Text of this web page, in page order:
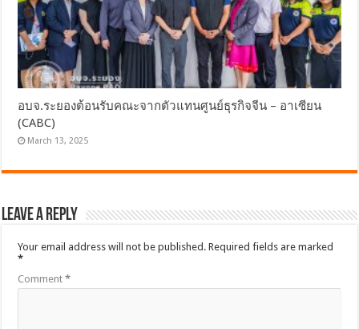
อบจ.ระยองต้อนรับคณะจากตัวแทนศูนย์ธุรกิจจีน – อาเซียน
(CABC)
March 13, 2025
Leave a Reply
Your email address will not be published. Required fields are marked
*
Comment*